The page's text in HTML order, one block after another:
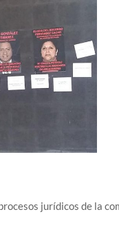
jurídicos de la